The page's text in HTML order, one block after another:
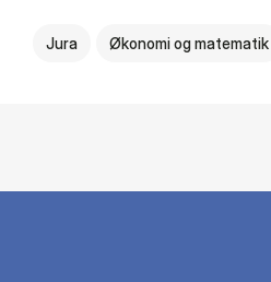
Jura Økonomi og matematik